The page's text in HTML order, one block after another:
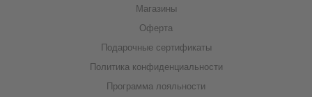
Магазины
Оферта
Подарочные сертификаты
Политика конфиденциальности
Программа лояльности